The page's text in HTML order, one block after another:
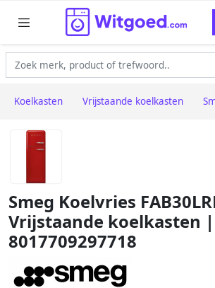
Koelkasten Vrijstaande koelkasten
Smeg Koelvries
Vrijstaande koelkasten |
8017709297718